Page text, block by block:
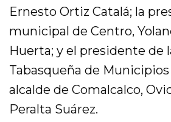
Ernesto Ortiz Catalá; la
municipal de Centro,
Huerta; y el presidente de
Tabasqueña de
alcalde de Comalcalco,
Peralta Suárez.